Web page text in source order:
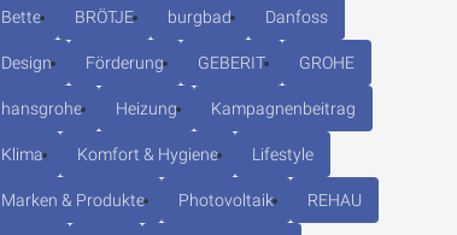
Bette BRÖTJE burgbad Danfoss
Design Förderung GEBERIT GROHE
hansgrohe Heizung Kampagnenbeitrag
Klima Komfort & Hygiene Lifestyle
Marken & Produkte Photovoltaik REHAU